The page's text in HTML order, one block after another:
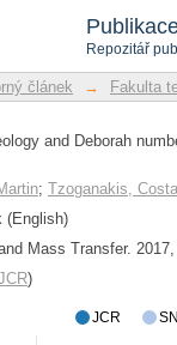
Repozitář
casting
článek → Fakulta
and Deborah
; Tzoganakis,
(English)
Mass Transfer.
)
JCR